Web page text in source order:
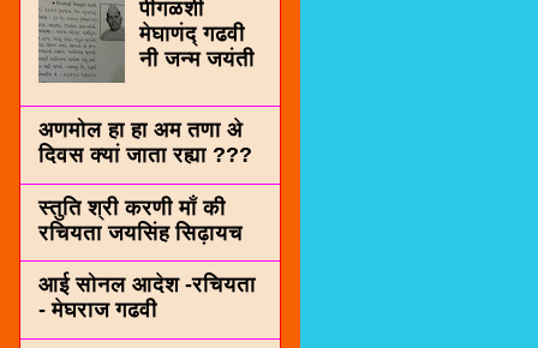
पींगळशी
मेघाणंद् गढवी
नी जन्म जयंती
अणमोल हा हा अम तणा अे
दिवस क्यां जाता रह्या ???
स्तुति श्री करणी माँ की
रचियता जयसिंह सिढ़ायच
आई सोनल आदेश -रचियता
- मेघराज गढवी